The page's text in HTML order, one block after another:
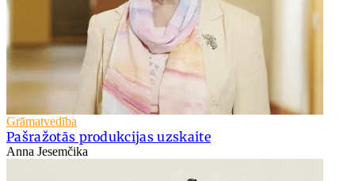
Grāmatvedība
Pašražotās produkcijas uzskaite
Anna Jesemčika